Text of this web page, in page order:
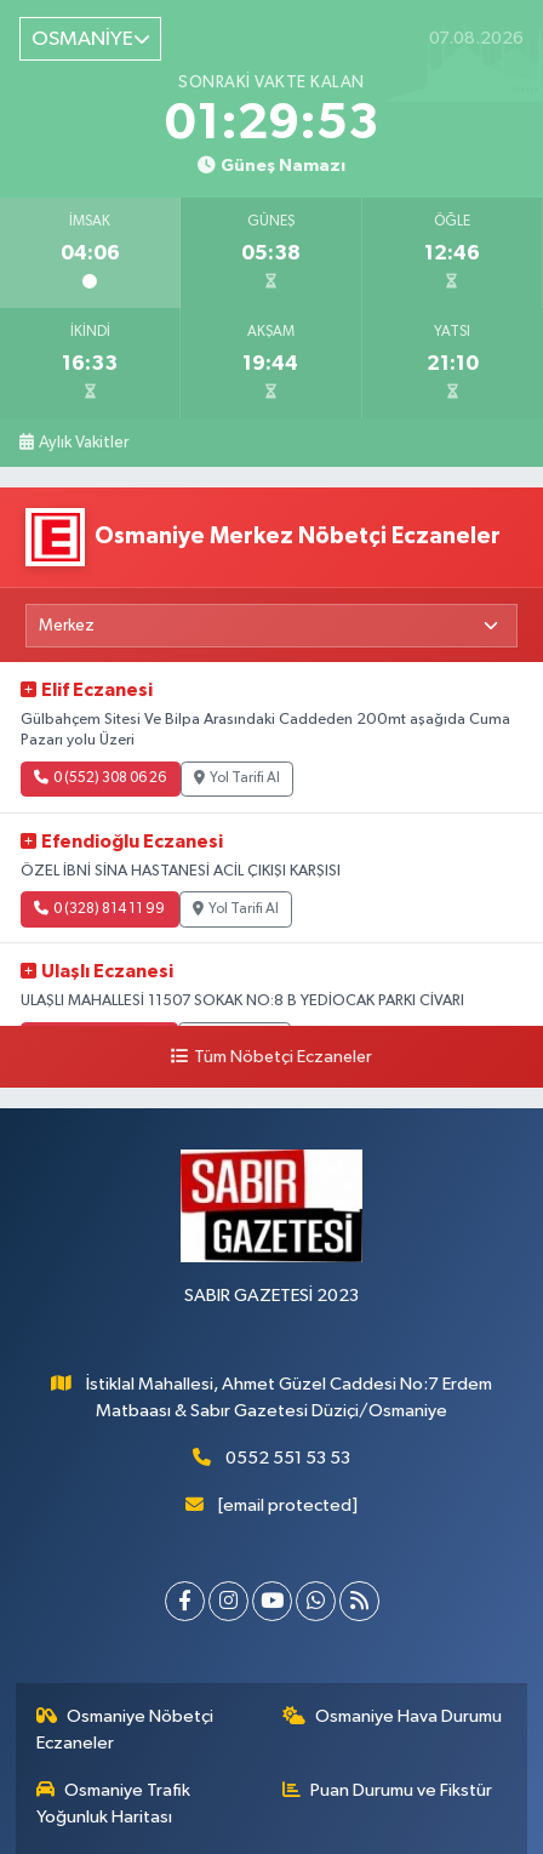
OSMANİYE 07.08.2026
SONRAKI VAKTE KALAN
01:29:52
Güneş Namazı
İMSAK
04:06
GÜNEŞ
05:38
ÖĞLE
12:46
İKINDI
16:33
AKŞAM
19:44
YATSI
21:10
Aylık Vakitler
Osmaniye Merkez Nöbetçi Eczaneler
Elif Eczanesi
Gülbahçem Sitesi Ve Bilpa Arasındaki Caddeden 200mt aşağıda Cuma
Pazarı yolu Üzeri
0 (552) 308 06 26 Yol Tarifi Al
Efendioğlu Eczanesi
ÖZEL İBNİ SİNA HASTANESİ ACİL ÇIKIŞI KARŞISI
0 (328) 814 11 99 Yol Tarifi Al
Ulaşlı Eczanesi
ULAŞLI MAHALLESİ 11507 SOKAK NO:8 B YEDİOCAK PARKI CİVARI
Tüm Nöbetçi Eczaneler
SABIR GAZETESİ 2023
İstiklal Mahallesi, Ahmet Güzel Caddesi No:7 Erdem
Matbaası & Sabır Gazetesi Düziçi/Osmaniye
0552 551 53 53
[email protected]
Osmaniye Nöbetçi
Eczaneler
Osmaniye Hava Durumu
Osmaniye Trafik
Yoğunluk Haritası
Puan Durumu ve Fikstür